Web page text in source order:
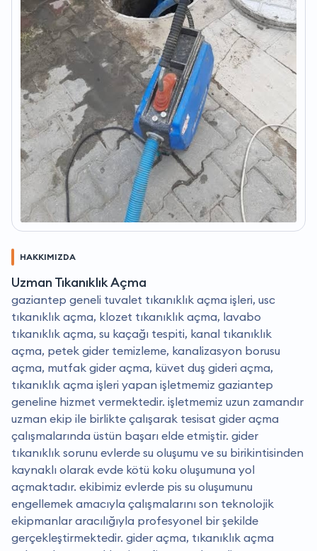
HAKKIMIZDA
Uzman Tıkanıklık Açma
gaziantep geneli tuvalet tıkanıklık açma işleri, usc
tıkanıklık açma, klozet tıkanıklık açma, lavabo
tıkanıklık açma, su kaçağı tespiti, kanal tıkanıklık
açma, petek gider temizleme, kanalizasyon borusu
açma, mutfak gider açma, küvet duş gideri açma,
tıkanıklık açma işleri yapan işletmemiz gaziantep
geneline hizmet vermektedir. i̇şletmemiz uzun zamandır
uzman ekip ile birlikte çalışarak tesisat gider açma
çalışmalarında üstün başarı elde etmiştir. gider
tıkanıklık sorunu evlerde su oluşumu ve su birikintisinden
kaynaklı olarak evde kötü koku oluşumuna yol
açmaktadır. ekibimiz evlerde pis su oluşumunu
engellemek amacıyla çalışmalarını son teknolojik
ekipmanlar aracılığıyla profesyonel bir şekilde
gerçekleştirmektedir. gider açma, tıkanıklık açma